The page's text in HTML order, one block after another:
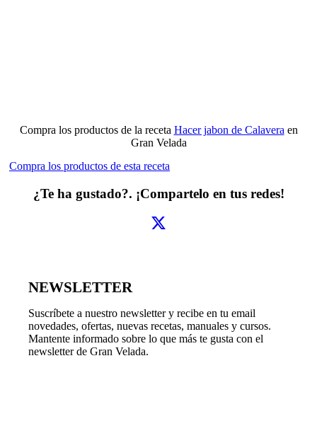
Compra los productos de la receta Hacer jabon de Calaveraen
Gran Velada
Compra los productos de esta receta
¿Te ha gustado?. ¡Compartelo en tus redes!
NEWSLETTER
Suscríbete a nuestro newsletter y recibe en tu email
novedades, ofertas, nuevas recetas, manuales y cursos.
Mantente informado sobre lo que más te gusta con el
newsletter de Gran Velada.